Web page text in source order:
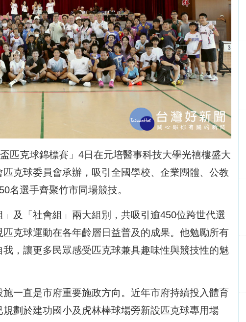
匹克球錦標賽」4日在元培醫事科技大學光禧樓盛大
克球委員會承辦，吸引全國學校、企業團體、公教
名選手齊聚竹市同場競技。
及「社會組」兩大組別，共吸引逾450位跨世代選
克球運動在各年齡層日益普及的成果。他勉勵所有
，讓更多民眾感受匹克球兼具趣味性與競技性的魅
一直是市府重要施政方向。近年市府持續投入體育
劃於建功國小及虎林棒球場旁新設匹克球專用場